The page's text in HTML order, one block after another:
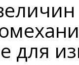
для